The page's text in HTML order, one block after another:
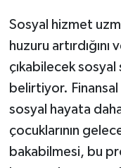
Sosyal hizmet
huzuru
çıkabilecek
belirtiyor. Finansal
sosyal hayata
çocuklarının
bakabilmesi, bu